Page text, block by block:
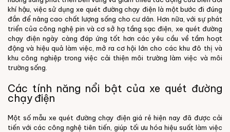
khí hậu, việc sử dụng xe quét đường chạy điện là một bước đi đúng
đắn để nâng cao chất lượng sống cho cư dân. Hơn nữa, với sự phát
triển của công nghệ pin và cơ sở hạ tầng sạc điện, xe quét đường
chạy điện ngày càng đáp ứng tốt hơn các yêu cầu về tầm hoạt
động và hiệu quả làm việc, mở ra cơ hội lớn cho các khu đô thị và
khu công nghiệp trong việc cải thiện môi trường làm việc và môi
trường sống.
Các tính năng nổi bật của xe quét đường
chạy điện
Một số mẫu xe quét đường chạy điện giá rẻ hiện nay đã được cải
tiến với các công nghệ tiên tiến, giúp tối ưu hóa hiệu suất làm việc